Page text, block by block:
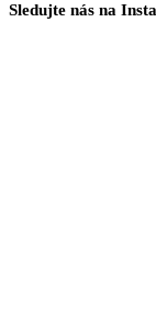
Sledujte nás na